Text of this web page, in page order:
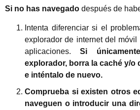
Si no has navegado después de
Intenta diferenciar si el
explorador de internet del
aplicaciones.Si
explorador, borra la caché y/o
e inténtalo de nuevo.
Comprueba si existen otros
naveguen o introducir una